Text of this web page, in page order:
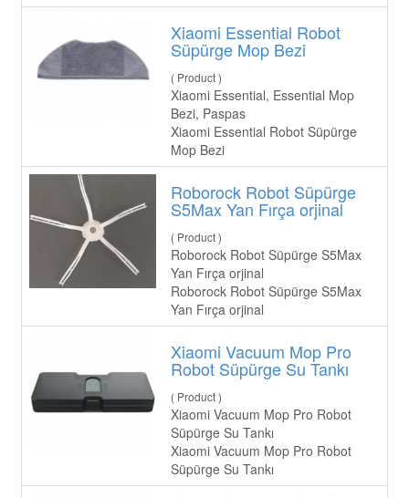
Xiaomi Essential Robot
Süpürge Mop Bezi
( Product )
Xiaomi Essential, Essential Mop
Bezi, Paspas
Xiaomi Essential Robot Süpürge
Mop Bezi
Roborock Robot Süpürge
S5Max Yan Fırça orjinal
( Product )
Roborock Robot Süpürge S5Max
Yan Fırça orjinal
Roborock Robot Süpürge S5Max
Yan Fırça orjinal
Xiaomi Vacuum Mop Pro
Robot Süpürge Su Tankı
( Product )
Xiaomi Vacuum Mop Pro Robot
Süpürge Su Tankı
Xiaomi Vacuum Mop Pro Robot
Süpürge Su Tankı